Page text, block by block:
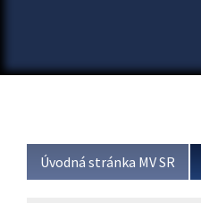
Úvodná stránka MV SR